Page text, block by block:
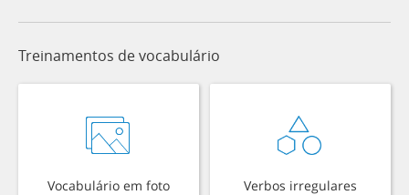
Treinamentos de vocabulário
Vocabulário em foto Verbos irregulares